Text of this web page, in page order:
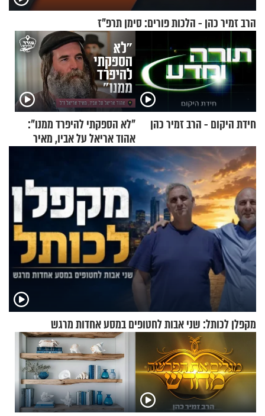
הרב זמיר כהן - הלכות פורים: סימן תרפ"ז
חידת היקום - הרב זמיר כהן
"לא הספקתי להיפרד ממנו":
אהוד אריאל על אביו, מאיר
אריאל ז"ל
מקפלן לכותל: שני אבות לחטופים במסע אחדות מרגש